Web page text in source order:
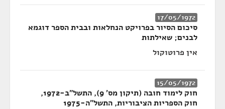
17/05/1972
סיכום הסיור בפרויקט הנחלאות ובבית הספר דוגמא
לבנים; שאילתות
אין פרוטוקול
15/05/1972
חוק לימוד חובה (תיקון מס' 9), התשל"ב-1972,
חוק הספריות הציבוריות, התשל"ה-1975